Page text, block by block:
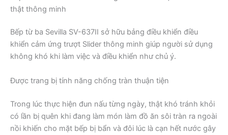
thật thông minh
Bếp từ ba Sevilla SV-637II sở hữu bảng điều khiển điều
khiển cảm ứng trượt Slider thông minh giúp người sử dụng
không khó khi làm việc và điều khiển như chủ ý.
Được trang bị tính năng chống tràn thuận tiện
Trong lúc thực hiện đun nấu từng ngày, thật khó tránh khỏi
có lần bị quên khi đang làm món làm đồ ăn sôi tràn ra ngoài
nồi khiến cho mặt bếp bị bẩn và đôi lúc là cạn hết nước gây